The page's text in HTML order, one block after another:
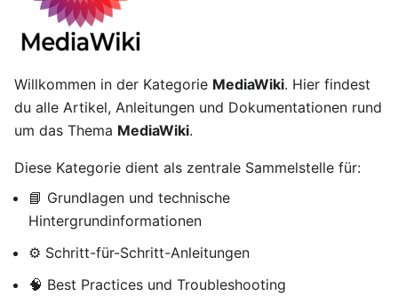
Willkommen in der Kategorie MediaWiki. Hier findest
du alle Artikel, Anleitungen und Dokumentationen rund
um das Thema MediaWiki.
Diese Kategorie dient als zentrale Sammelstelle für:
📘 Grundlagen und technische
Hintergrundinformationen
⚙️ Schritt-für-Schritt-Anleitungen
🧠 Best Practices und Troubleshooting